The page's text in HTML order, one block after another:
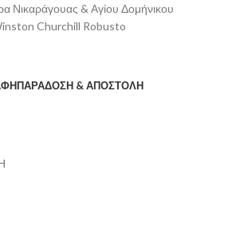
Νικαράγουας & Αγίου Δομήνικου
Churchill Robusto
ΠΑΡΑΔΟΣΗ & ΑΠΟΣΤΟΛΗ